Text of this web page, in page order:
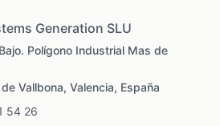
Generation SLU
Polígono Industrial Mas de
Vallbona, Valencia, España
54 26